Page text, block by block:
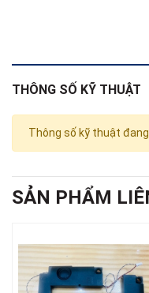
THÔNG SỐ KỸ THUẬT
Thông số kỹ thuật
SẢN PHẨM